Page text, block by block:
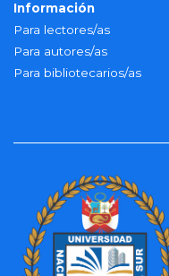
Información
Para lectores/as
Para autores/as
Para bibliotecarios/as